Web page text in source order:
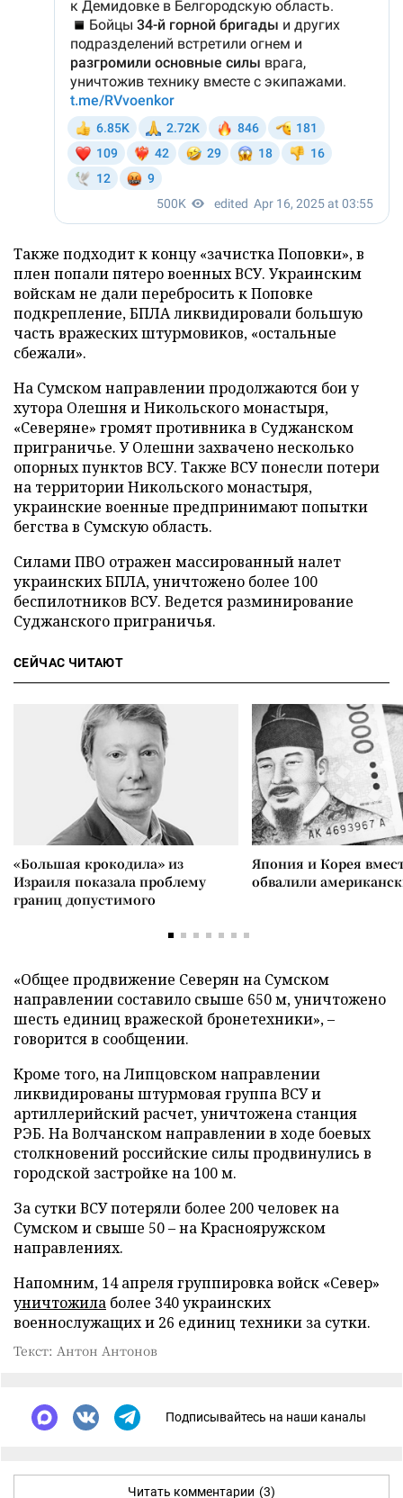
Также подходит к концу «зачистка Поповки», в
плен попали пятеро военных ВСУ. Украинским
войскам не дали перебросить к Поповке
подкрепление, БПЛА ликвидировали большую
часть вражеских штурмовиков, «остальные
сбежали».
На Сумском направлении продолжаются бои у
хутора Олешня и Никольского монастыря,
«Северяне» громят противника в Суджанском
приграничье. У Олешни захвачено несколько
опорных пунктов ВСУ. Также ВСУ понесли потери
на территории Никольского монастыря,
украинские военные предпринимают попытки
бегства в Сумскую область.
Силами ПВО отражен массированный налет
украинских БПЛА, уничтожено более 100
беспилотников ВСУ. Ведется разминирование
Суджанского приграничья.
СЕЙЧАС ЧИТАЮТ
«Большая крокодила» из
Израиля показала проблему
границ допустимого
Япония и Корея
обвалили
«Общее продвижение Северян на Сумском
направлении составило свыше 650 м, уничтожено
шесть единиц вражеской бронетехники», –
говорится в сообщении.
Кроме того, на Липцовском направлении
ликвидированы штурмовая группа ВСУ и
артиллерийский расчет, уничтожена станция
РЭБ. На Волчанском направлении в ходе боевых
столкновений российские силы продвинулись в
городской застройке на 100 м.
За сутки ВСУ потеряли более 200 человек на
Сумском и свыше 50 – на Краснояружском
направлениях.
Напомним, 14 апреля группировка войск «Север»
уничтожила более 340 украинских
военнослужащих и 26 единиц техники за сутки.
Текст: Антон Антонов
Подписывайтесь на наши каналы
Читать комментарии (3)